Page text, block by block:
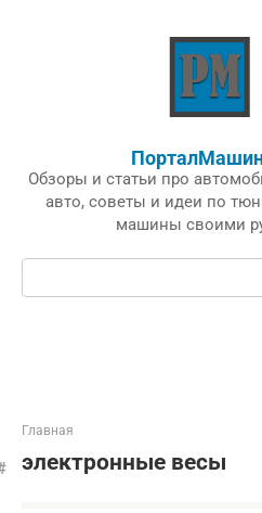
Обзоры и статьи про
авто, советы и идеи по
машины своими
Поиск:
Главная
электронные весы